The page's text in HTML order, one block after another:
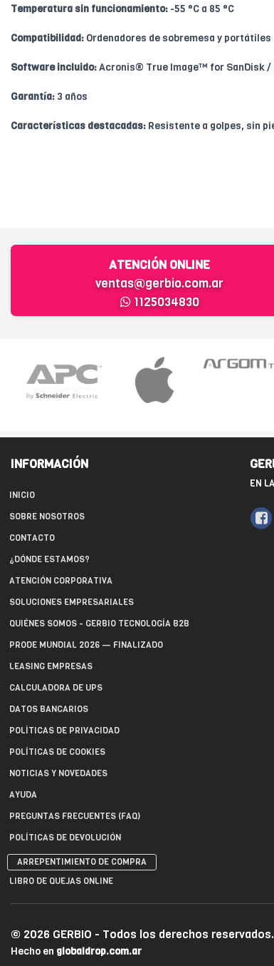
Temperatura sin funcionamiento: -55 °C a 85 °C
Compatibilidad: Ordenadores de sobremesa y portátiles
Software incluido:Acronis® True Image™ for SanDisk /
Garantía: 3 años
Características destacadas: Resistente a golpes, sin
ATENCIÓN ONLINE
ventas@gerbio.com.ar
1125034830
INFORMACIÓN
INICIO
SOBRE NOSOTROS
CONTACTO
¿DÓNDE ESTAMOS?
ATENCIÓN CORPORATIVA
SOLUCIONES EMPRESARIALES
QUIÉNES SOMOS - GERBIO TECNOLOGÍA B2B
PRODE MUNDIAL 2026 — FINALIZADO
LEASING EMPRESAS
CALCULADORA DE UPS
DATOS BANCARIOS
POLÍTICAS DE PRIVACIDAD
POLÍTICAS DE COOKIES
NOTICIAS Y NOVEDADES
AYUDA
PREGUNTAS FRECUENTES (FAQ)
POLÍTICAS DE DEVOLUCIÓN
ARREPENTIMIENTO DE COMPRA
LIBRO DE QUEJAS ONLINE
EN
© 2026 GERBIO - Todos los derechos reservados.
Hecho en globaldrop.com.ar